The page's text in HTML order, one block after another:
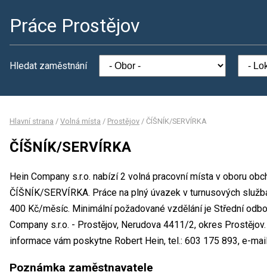
Práce Prostějov
Hledat zaměstnání
Hlavní strana / Volná místa / Prostějov / ČÍŠNÍK/SERVÍRKA
ČÍŠNÍK/SERVÍRKA
Hein Company s.r.o. nabízí 2 volná pracovní místa v oboru
ČÍŠNÍK/SERVÍRKA. Práce na plný úvazek v turnusových
400 Kč/měsíc. Minimální požadované vzdělání je Střední
Company s.r.o. - Prostějov, Nerudova 4411/2, okres
informace vám poskytne Robert Hein, tel.: 603 175 893, e-
Poznámka zaměstnavatele